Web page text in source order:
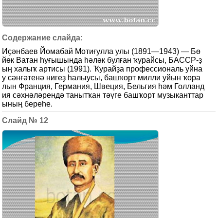
Иҫәнбаев Йомабай Мотиғулла улы (1891—1943) — Бө
йөк Ватан һуғышында һәләк булған ҡурайсы, БАССР-ҙ
ың халыҡ артисы (1991). Ҡурайҙа профессиональ уйна
у сәнғәтенә нигеҙ һалыусы, башҡорт милли уйын ҡора
лын Франция, Германия, Швеция, Бельгия һәм Голланд
ия сәхнәләрендә танытҡан тәүге башҡорт музыканттар
ының береһе.
12